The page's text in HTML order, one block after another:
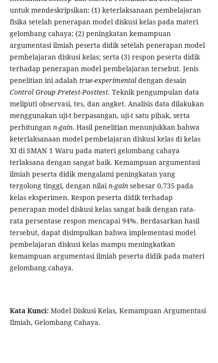
untuk mendeskripsikan: (1) keterlaksanaan pembelajaran
fisika setelah penerapan model diskusi kelas pada materi
gelombang cahaya; (2) peningkatan kemampuan
argumentasi ilmiah peserta didik setelah penerapan model
pembelajaran diskusi kelas; serta (3) respon peserta didik
terhadap penerapan model pembelajaran tersebut. Jenis
penelitian ini adalah true-experimentaldengan desain
Control Group Pretest-Posttest. Teknik pengumpulan data
meliputi observasi, tes, dan angket. Analisis data dilakukan
menggunakan uji-t berpasangan, uji-t satu pihak, serta
perhitungan n-gain. Hasil penelitian menunjukkan bahwa
keterlaksanaan model pembelajaran diskusi kelas di kelas
XI di SMAN 1 Waru pada materi gelombang cahaya
terlaksana dengan sangat baik. Kemampuan argumentasi
ilmiah peserta didik mengalami peningkatan yang
tergolong tinggi, dengan nilain-gainsebesar 0,735 pada
kelas eksperimen. Respon peserta didik terhadap
penerapan model diskusi kelas sangat baik dengan rata-
rata persentase respon mencapai 94%. Berdasarkan hasil
tersebut, dapat disimpulkan bahwa implementasi model
pembelajaran diskusi kelas mampu meningkatkan
kemampuan argumentasi ilmiah peserta didik pada materi
gelombang cahaya.
Kata Kunci:Model Diskusi Kelas, Kemampuan Argumentasi
Ilmiah, Gelombang Cahaya.